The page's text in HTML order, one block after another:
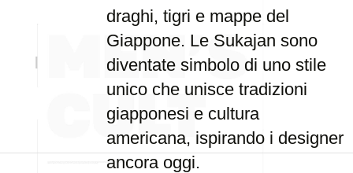
draghi, tigri e mappe del
Giappone. Le Sukajan sono
diventate simbolo di uno stile
unico che unisce tradizioni
giapponesi e cultura
americana, ispirando i designer
ancora oggi.